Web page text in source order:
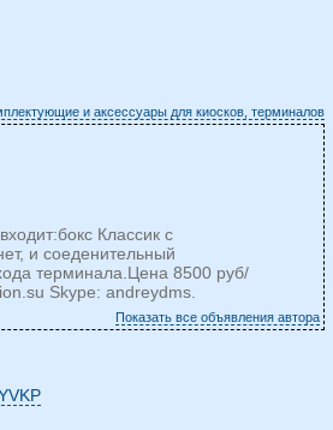
и аксессуары для киосков, терминалов
Классик с
и соеденительный
терминала.Цена 8500 руб/
Skype: andreydms.
Показать все объявления автора